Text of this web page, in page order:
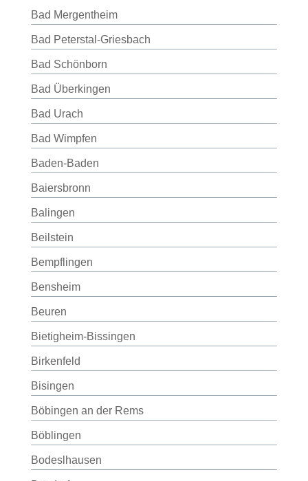
Bad Mergentheim
Bad Peterstal-Griesbach
Bad Schönborn
Bad Überkingen
Bad Urach
Bad Wimpfen
Baden-Baden
Baiersbronn
Balingen
Beilstein
Bempflingen
Bensheim
Beuren
Bietigheim-Bissingen
Birkenfeld
Bisingen
Böbingen an der Rems
Böblingen
Bodeslhausen